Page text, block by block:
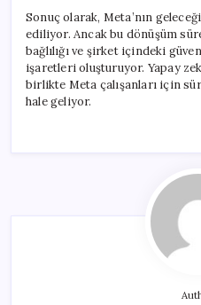
Sonuç olarak, Meta’nın
ediliyor. Ancak bu dönüşüm
bağlılığı ve şirket içindeki
işaretleri oluşturuyor. Yapay
birlikte Meta çalışanları için
hale geliyor.